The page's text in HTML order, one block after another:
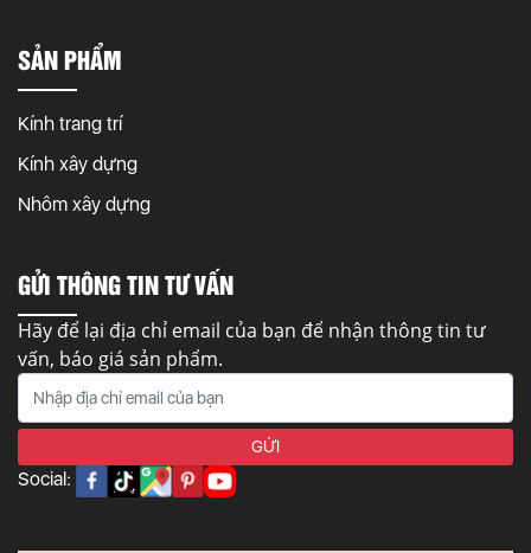
SẢN PHẨM
Kính trang trí
Kính xây dựng
Nhôm xây dựng
GỬI THÔNG TIN TƯ VẤN
Hãy để lại địa chỉ email của bạn để nhận thông tin tư
vấn, báo giá sản phẩm.
Social: